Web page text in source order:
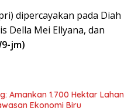
dipercayakan pada Diah
Della Mei Ellyana, dan
jm)
Amankan 1.700 Hektar Lahan
Ekonomi Biru